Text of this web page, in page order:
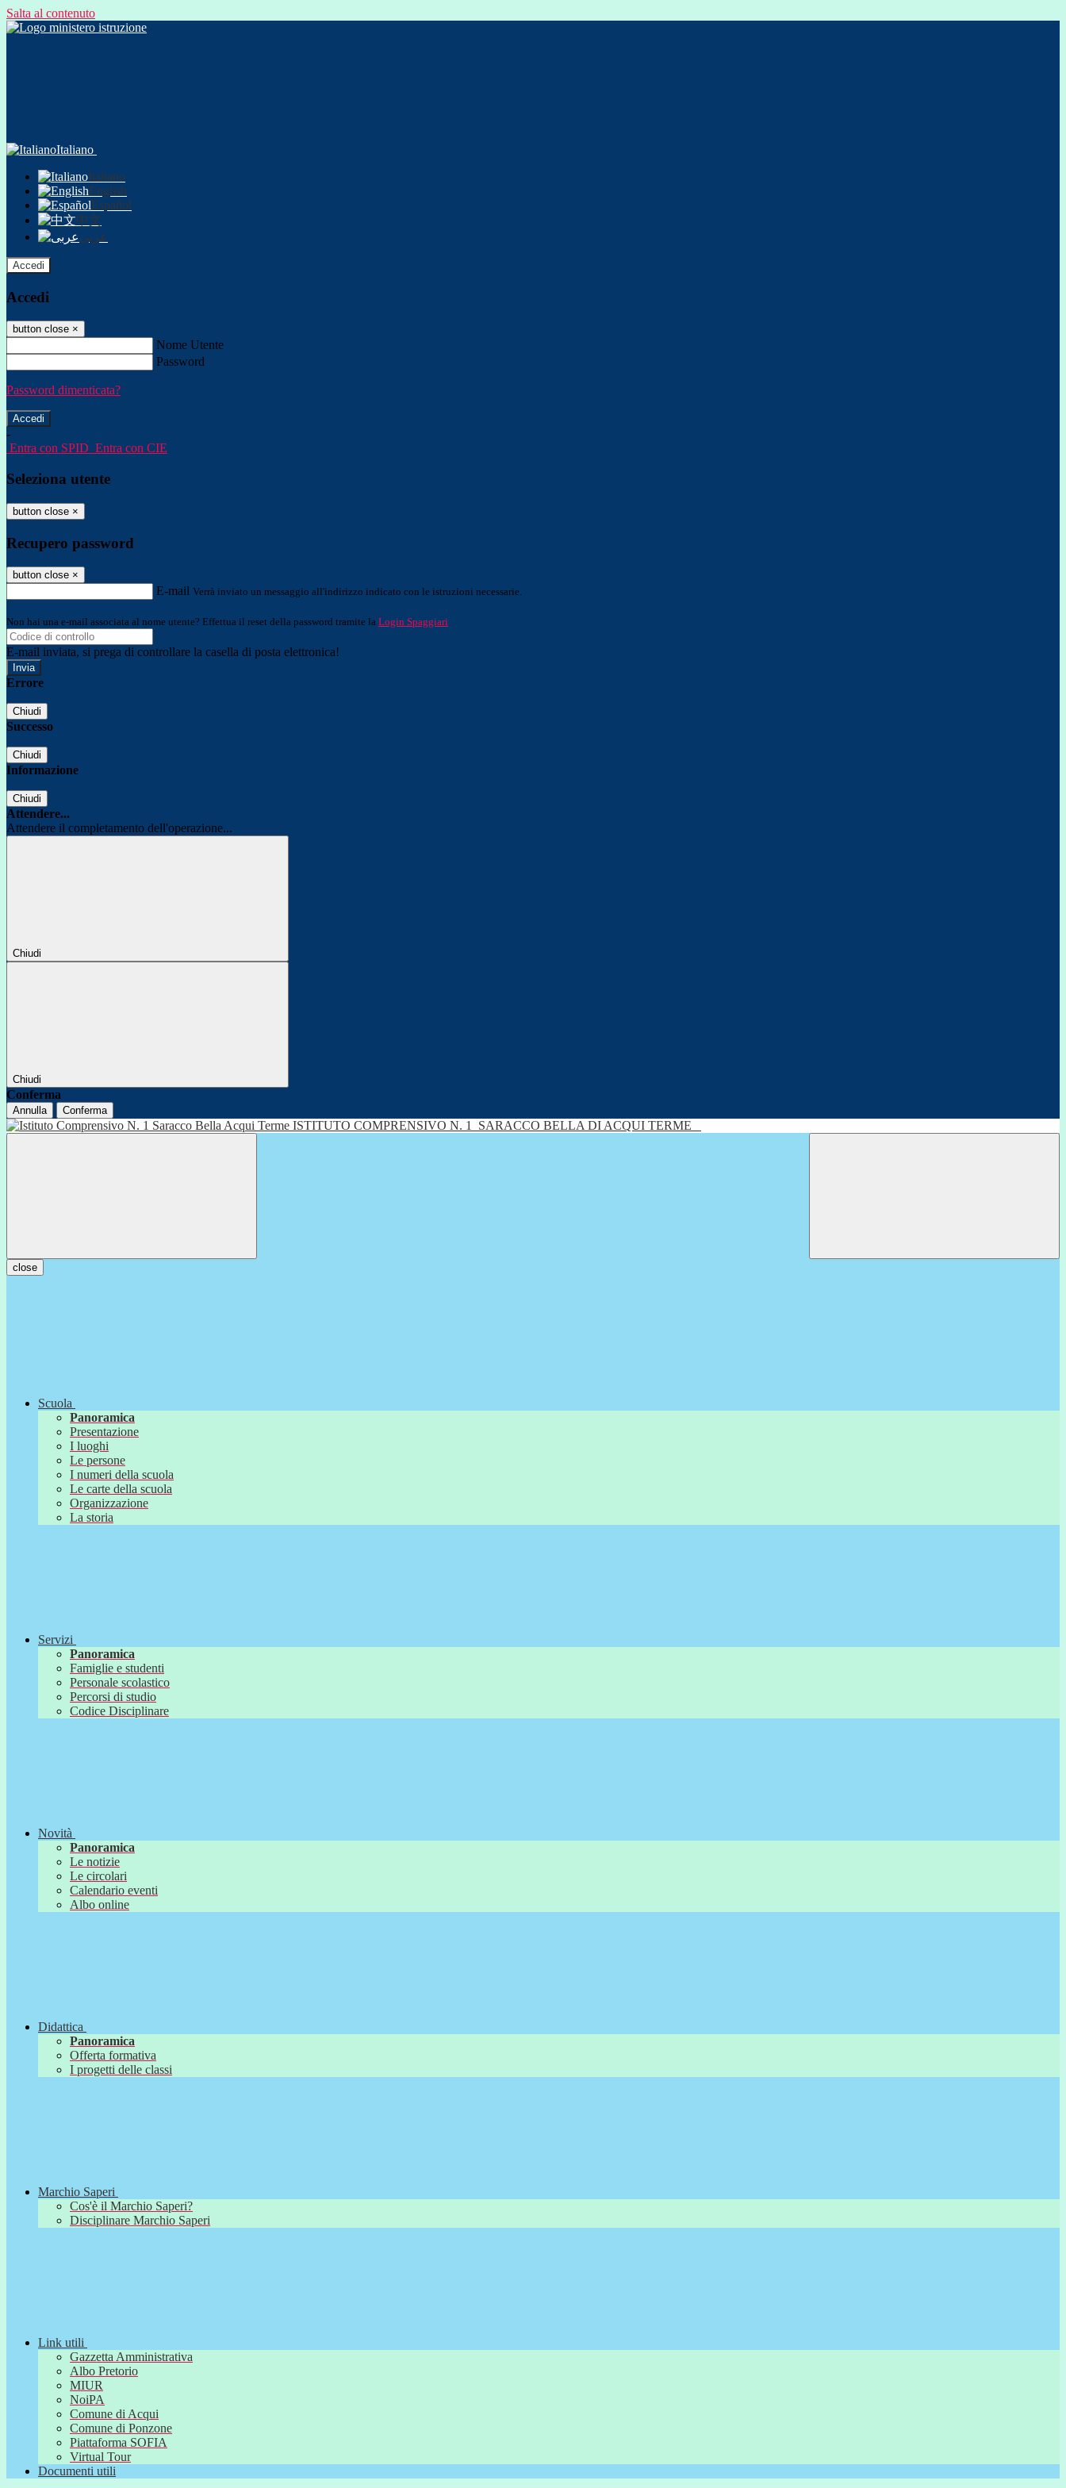
Salta al contenuto
Italiano
Italiano
English
Español
中文
عربى
Accedi
Accedi
button close ×
Nome Utente
Password
Password dimenticata?
-
Entra con SPID Entra con CIE
Seleziona utente
button close ×
Recupero password
button close ×
E-mail Verrà inviato un messaggio all'indirizzo indicato con le istruzioni necessarie.
Non hai una e-mail associata al nome utente? Effettua il reset della password tramite la Login Spaggiari
E-mail inviata, si prega di controllare la casella di posta elettronica!
Errore
Chiudi
Successo
Chiudi
Informazione
Chiudi
Attendere...
Attendere il completamento dell'operazione...
Chiudi
Chiudi
Conferma
Annulla Conferma
ISTITUTO COMPRENSIVO N. 1 SARACCO BELLA DI ACQUI TERME
close
Scuola
Panoramica
Presentazione
I luoghi
Le persone
I numeri della scuola
Le carte della scuola
Organizzazione
La storia
Servizi
Panoramica
Famiglie e studenti
Personale scolastico
Percorsi di studio
Codice Disciplinare
Novità
Panoramica
Le notizie
Le circolari
Calendario eventi
Albo online
Didattica
Panoramica
Offerta formativa
I progetti delle classi
Marchio Saperi
Cos'è il Marchio Saperi?
Disciplinare Marchio Saperi
Link utili
Gazzetta Amministrativa
Albo Pretorio
MIUR
NoiPA
Comune di Acqui
Comune di Ponzone
Piattaforma SOFIA
Virtual Tour
Documenti utili